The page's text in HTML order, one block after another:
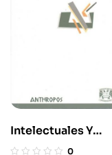
Intelectuales Y
Burocracia.0